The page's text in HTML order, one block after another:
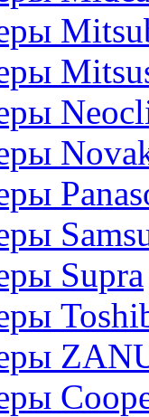
Supra